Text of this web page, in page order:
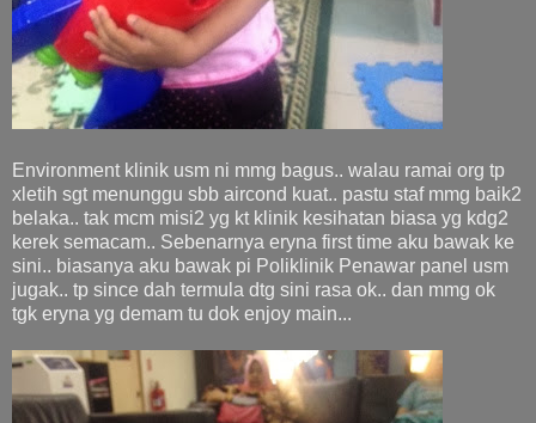
Environment klinik usm ni mmg bagus.. walau ramai org tp
xletih sgt menunggu sbb aircond kuat.. pastu staf mmg baik2
belaka.. tak mcm misi2 yg kt klinik kesihatan biasa yg kdg2
kerek semacam.. Sebenarnya eryna first time aku bawak ke
sini.. biasanya aku bawak pi Poliklinik Penawar panel usm
jugak.. tp since dah termula dtg sini rasa ok.. dan mmg ok
tgk eryna yg demam tu dok enjoy main...